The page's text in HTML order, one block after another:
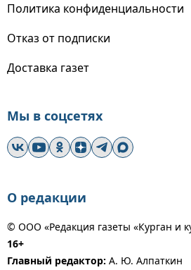
Политика конфиденциальности
Отказ от подписки
Доставка газет
Мы в соцсетях
О редакции
© ООО «Редакция газеты «Курган и
16+
Главный редактор: А. Ю. Алпаткин